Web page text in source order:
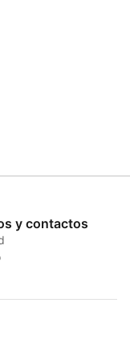
y contactos